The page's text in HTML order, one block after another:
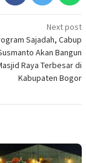
Next post
Sajadah, Cabup
Akan Bangun
Raya Terbesar di
Kabupaten Bogor